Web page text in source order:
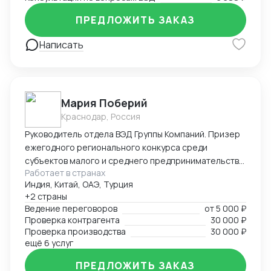
Написать
ПРЕДЛОЖИТЬ ЗАКАЗ
Мария Поберий
Краснодар, Россия
Руководитель отдела ВЭД Группы Компаний. Призер
ежегодного регионального конкурса среди
субъектов малого и среднего предпринимательства
«Экспортер года» в Краснодарском крае. 17 лет в
импорте, экспорте, белом ВЭД. Более 25 000 часов
успешных переговоров онлайн и офлайн, устных и
письменных с поставщиками и потенциальными
Покупателями на английском языке. В портфеле
опыт успешных переговоров с крупнейшими
заводами бытовой техники Китая, Турции на уровне
первых лиц: AUX, Hisence, Haier, Changhong, MBO,
Работает в странах
Индия, Китай, ОАЭ, Турция
+2 страны
Ведение переговоров
от5 000 ₽
Проверка контрагента
30 000 ₽
Проверка производства
30 000 ₽
ещё 6 услуг
ПРЕДЛОЖИТЬ ЗАКАЗ